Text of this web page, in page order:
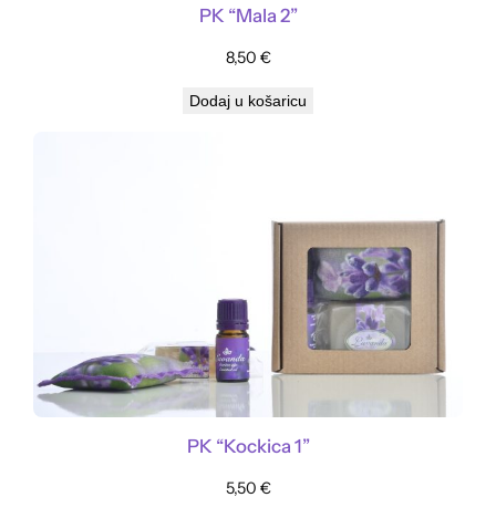
PK “Mala 2”
8,50 €
Dodaj u košaricu
PK “Kockica 1”
5,50 €